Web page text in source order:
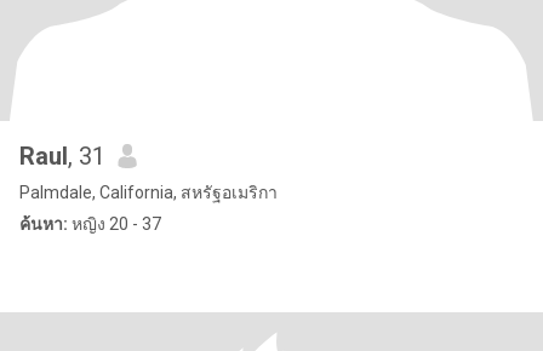
Raul, 31
Palmdale, California, สหรัฐอเมริกา
ค้นหา: หญิง 20 - 37